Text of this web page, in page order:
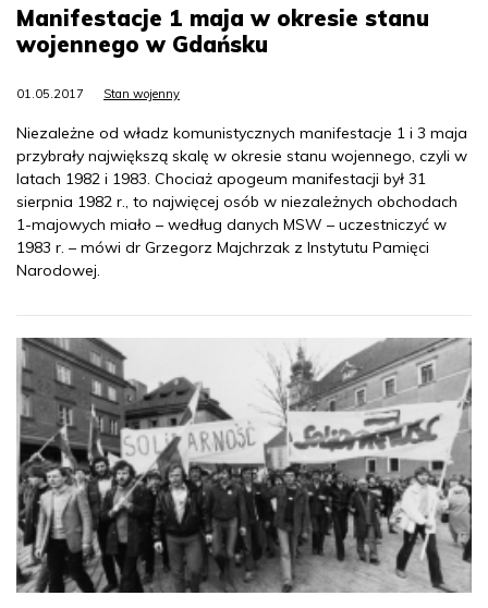
Manifestacje 1 maja w okresie stanu
wojennego w Gdańsku
01.05.2017 Stan wojenny
Niezależne od władz komunistycznych manifestacje 1 i 3 maja
przybrały największą skalę w okresie stanu wojennego, czyli w
latach 1982 i 1983. Chociaż apogeum manifestacji był 31
sierpnia 1982 r., to najwięcej osób w niezależnych obchodach
1-majowych miało – według danych MSW – uczestniczyć w
1983 r. – mówi dr Grzegorz Majchrzak z Instytutu Pamięci
Narodowej.